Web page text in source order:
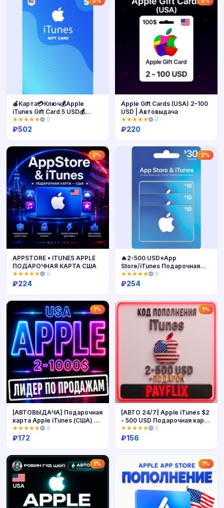
Купить
🍎Карта💳Ключ💰Apple
iTunes Gift Card 5 USD💰
США⚡
★★★★★ 0
₽502
Купить
Apple Gift Cards (USA) 2–100
USD | Автовыдача
★★★★★ 0
₽220
2%
Купить
APPSTORE • ITUNES APPLE
ПОДАРОЧНАЯ КАРТА США
★★★★★ 0
₽224
2%
Купить
🔥2-500 USD⭐App
Store/iTunes Подарочная
карта США
★★★★★ 0
₽254
1%
Купить
[АВТОВЫДАЧА] Подарочная
карта Apple iTunes (США) 2-
1000$. НИЗКАЯ ЦЕНА
★★★★★ 0
₽172
1%
Купить
[АВТО 24/7] Apple iTunes $2
- 500 USD Подарочная карта
США
★★★★★ 0
₽156
1% 1%